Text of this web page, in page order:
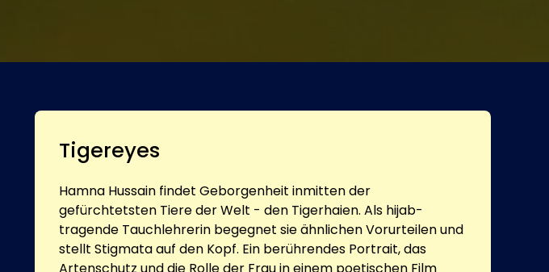
Tigereyes
Hamna Hussain findet Geborgenheit inmitten der
gefürchtetsten Tiere der Welt - den Tigerhaien. Als hijab-
tragende Tauchlehrerin begegnet sie ähnlichen Vorurteilen und
stellt Stigmata auf den Kopf. Ein berührendes Portrait, das